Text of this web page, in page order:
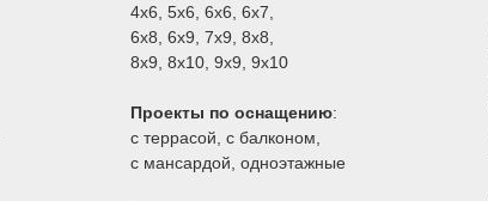
4х6 5х6 6х6 6х7
6х8 6х9 7х9 8х8
8х9 8х10 9х9 9х10
Проекты по оснащению:
с террасой с балконом
с мансардой одноэтажные